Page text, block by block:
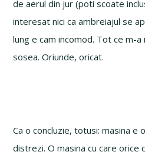
de aerul din jur (poti scoate
interesat nici ca ambreiajul se
lung e cam incomod. Tot ce m-
sosea. Oriunde, oricat.
Ca o concluzie, totusi: masina e
distrezi. O masina cu care orice